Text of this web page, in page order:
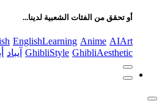
أو تحقق من الفئات الشعبية لدينا...
AIArt
Anime
EnglishLearning
GhibliAesthetic
GhibliStyle آيباد